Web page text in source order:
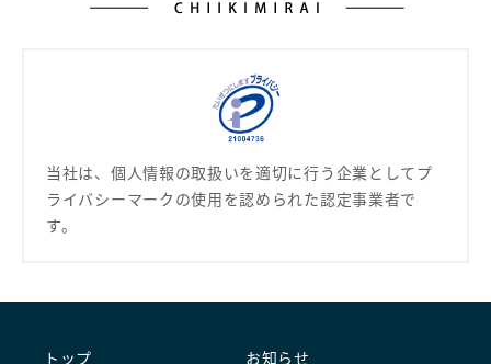
当社は、個人情報の取扱いを適切に行う企業として プ
ライバシーマークの使用を認められた認定事業者で
す。
トップ お知らせ